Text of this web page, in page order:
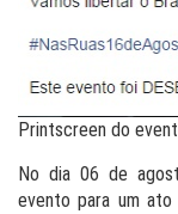
Printscreen do
No dia 06 de
evento para um